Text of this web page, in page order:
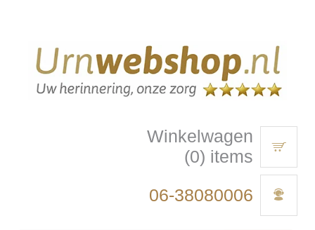
Winkelwagen
(0) items
06-38080006